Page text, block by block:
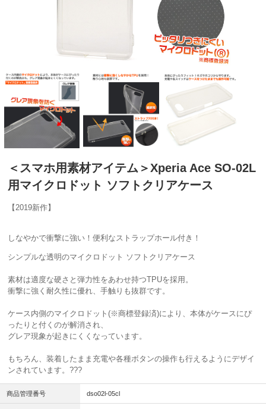
＜スマホ用素材アイテム＞Xperia Ace SO-02L
用マイクロドット ソフトクリアケース
【2019新作】
しなやかで衝撃に強い！便利なストラップホール付き！
シンプルな透明のマイクロドット ソフトクリアケース
素材は適度な硬さと弾力性をあわせ持つTPUを採用。
衝撃に強く耐久性に優れ、手触りも抜群です。
ケース内側のマイクロドット(※商標登録済)により、本体がケースにぴ
ったりと付くのが解消され、
グレア現象が起きにくくなっています。
もちろん、装着したまま充電や各種ボタンの操作も行えるようにデザイ
ンされています。 ???
商品管理番号 dso02l-05cl